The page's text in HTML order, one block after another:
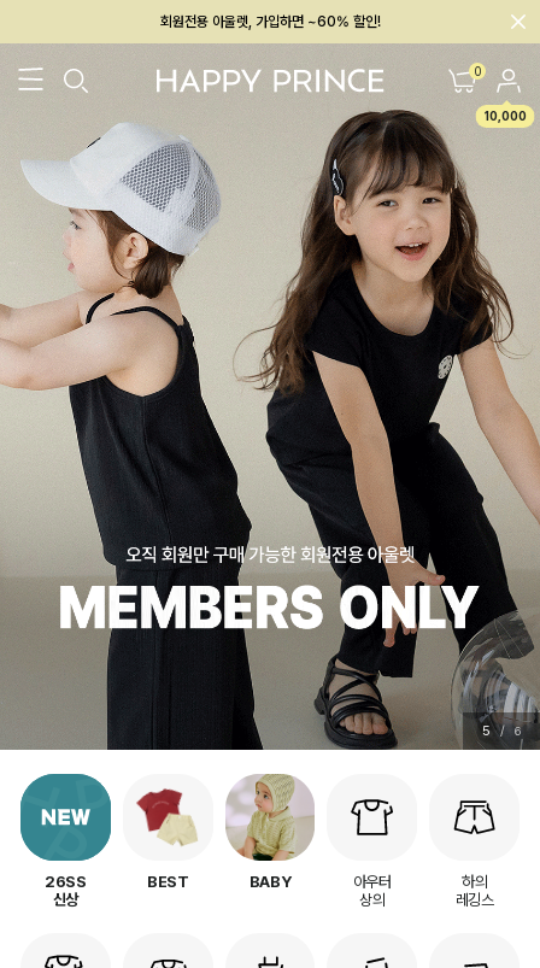
회원전용 아울렛, 가입하면 ~60% 할인!
멤버십 최대 28,000원 혜택 0
10,000
26SS 신상 BEST BABY[6~12M] 아우터/상의 하의/레깅스
5 / 6
26SS
신상
BEST BABY
아우터
상의
하의
레깅스